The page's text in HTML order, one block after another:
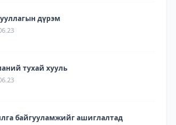
дүрэм
тухай хууль
байгууламжийг ашиглалтад